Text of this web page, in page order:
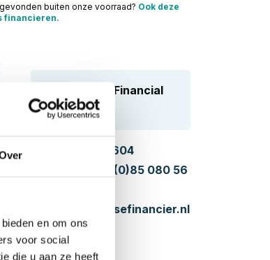
en om ons
voor social
die u aan ze heeft
buiten onze voorraad? Ook deze
financieren.
Vragen over Financial
Lease?
085 080 5604
+31 (0)85 080 56
hello@leasefinancier.nl